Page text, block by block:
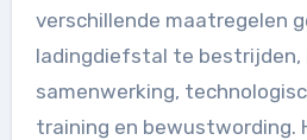
verschillende maatregelen
ladingdiefstal te bestrijden,
samenwerking,
training en bewustwording.